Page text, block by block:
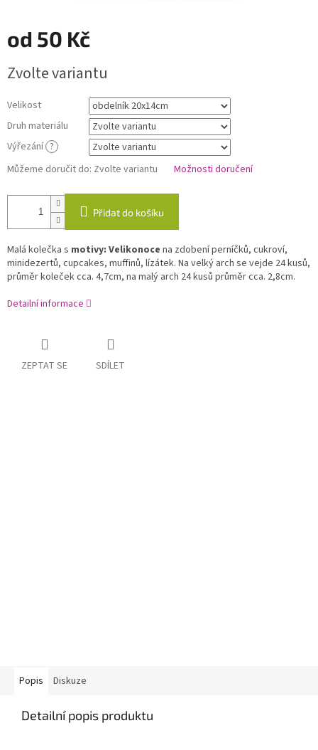
od 50 Kč
cena:
Zvolte variantu
Velikost
Druh materiálu
Výřezání ?
Můžeme doručit do: Zvolte variantu Možnosti doručení
Přidat do košíku
Malá kolečka s motivy: Velikonoce na zdobení perníčků, cukroví,
minidezertů, cupcakes, muffinů, lízátek. Na velký arch se vejde 24 kusů,
průměr koleček cca. 4,7cm, na malý arch 24 kusů průměr cca. 2,8cm.
Detailní informace
ZEPTAT SE SDÍLET
Popis Diskuze
Detailní popis produktu